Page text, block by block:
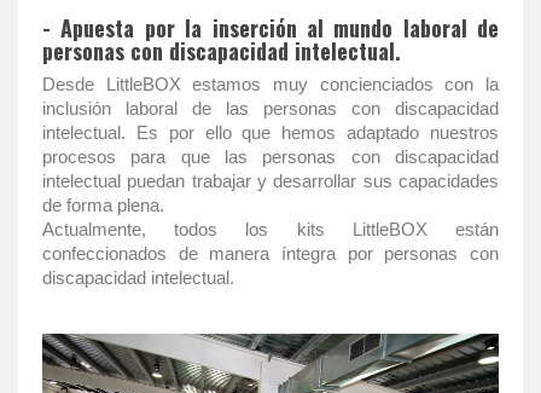
- Apuesta por la inserción al mundo laboral de
personas con discapacidad intelectual.
Desde LittleBOX estamos muy concienciados con la
inclusión laboral de las personas con discapacidad
intelectual. Es por ello que hemos adaptado nuestros
procesos para que las personas con discapacidad
intelectual puedan trabajar y desarrollar sus capacidades
de forma plena.
Actualmente, todos los kits LittleBOX están
confeccionados de manera íntegra por personas con
discapacidad intelectual.